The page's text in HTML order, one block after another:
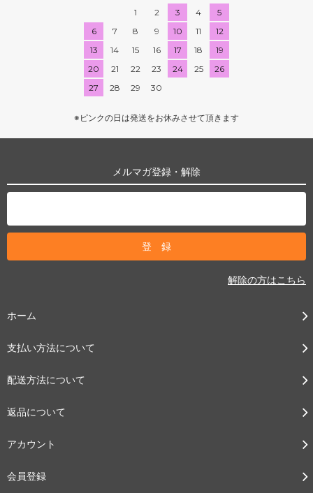
1
2 3 4
5
6
7 8 9 10 11
12
13
14 15 16 17 18
19
20
21 22 23 24 25
26
27
28 29 30
※ピンクの日は発送をお休みさせて頂きます
メルマガ登録・解除
解除の方はこちら
ホーム
支払い方法について
配送方法について
返品について
アカウント
会員登録